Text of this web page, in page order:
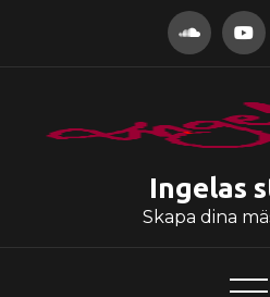
Ingelas
Skapa dina